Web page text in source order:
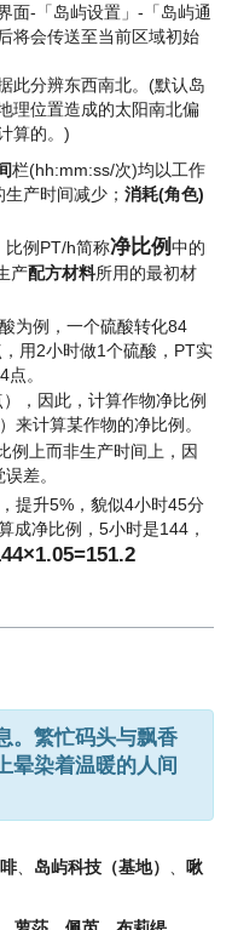
面-「岛屿设置」-「岛屿通
将会传送至当前区域初始
此分辨东西南北。(默认岛
理位置造成的太阳南北偏
算的。)
栏(hh:mm:ss/次)均以工作
生产时间减少；消耗(角色)
比例PT/h简称净比例中的
产配方材料所用的最初材
为例，一个硫酸转化84
用2小时做1个硫酸，PT实
。
，因此，计算作物净比例
来计算某作物的净比例。
例上而非生产时间上，因
差。
提升5%，貌似4小时45分
成净比例，5小时是144，
。繁忙码头与飘香
晕染着温暖的人间
、 岛屿科技（基地） 、 啾